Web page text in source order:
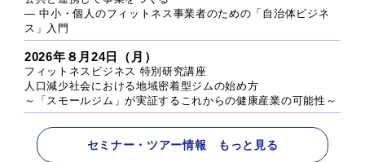
― 中小・個人のフィットネス事業者のための「自治体ビジネ
ス」入門
2026年８月24日（月）
フィットネスビジネス 特別研究講座
人口減少社会における地域密着型ジムの始め方
～「スモールジム」が実証するこれからの健康産業の可能性～
セミナー・ツアー情報 もっと見る